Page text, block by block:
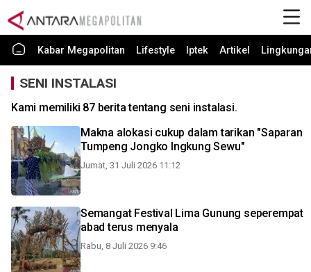
Kabar Megapolitan Lifestyle Iptek Artikel
SENI INSTALASI
Kami memiliki 87 berita tentang seni instalasi.
Makna alokasi cukup dalam tarikan "Saparan
Tumpeng Jongko Ingkung Sewu"
Jumat, 31 Juli 2026 11:12
Semangat Festival Lima Gunung seperempat
abad terus menyala
Rabu, 8 Juli 2026 9:46